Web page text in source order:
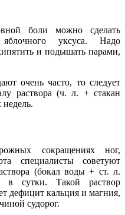
боли можно сделать
уксуса. Надо
и подышать парами,
очень часто, то следует
раствора (ч. л. + стакан
сокращениях ног,
специалисты советуют
(бокал воды + ст. л.
сутки. Такой раствор
дефицит кальция и магния,
судорог.